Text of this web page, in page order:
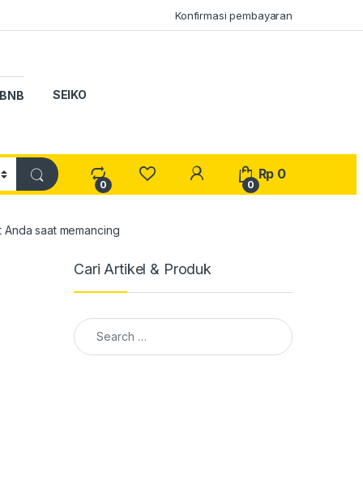
Konfirmasi pembayaran
BNB SEIKO
0
My Account
0
Rp 0
saat memancing
Cari Artikel & Produk
Search for: